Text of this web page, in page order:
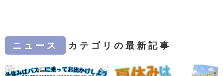
ニュース カテゴリの最新記事